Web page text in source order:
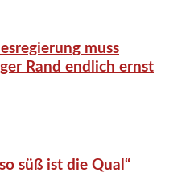
muss
Rand endlich ernst
süß ist die Qual“